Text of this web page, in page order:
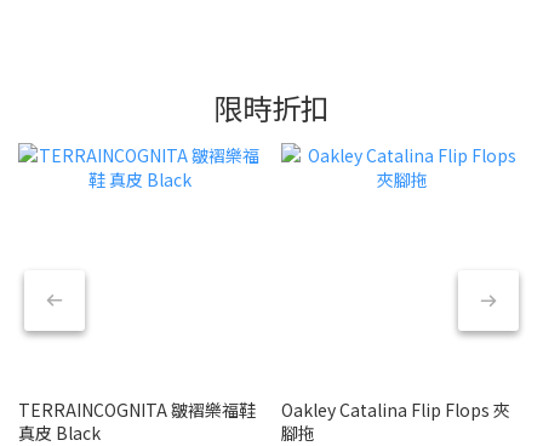
限時折扣
TERRAINCOGNITA 皺褶樂福鞋
真皮 Black
Oakley Catalina Flip Flops 夾
腳拖